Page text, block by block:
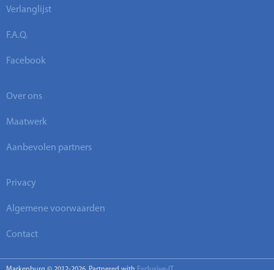
Verlanglijst
F.A.Q.
Facebook
Over ons
Maatwerk
Aanbevolen partners
Privacy
Algemene voorwaarden
Contact